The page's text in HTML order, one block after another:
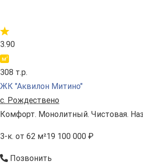
3.90
308 т.р.
ЖК "Аквилон Митино"
с. Рождествено
Комфорт. Монолитный. Чистовая.
3-к. от 62 м²19 100 000 ₽
Позвонить